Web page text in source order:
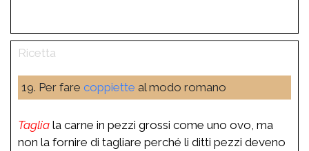
19. Per fare coppiette al modo romano
Taglia la carne in pezzi grossi come uno ovo, ma
non la fornire di tagliare perché li ditti pezzi deveno